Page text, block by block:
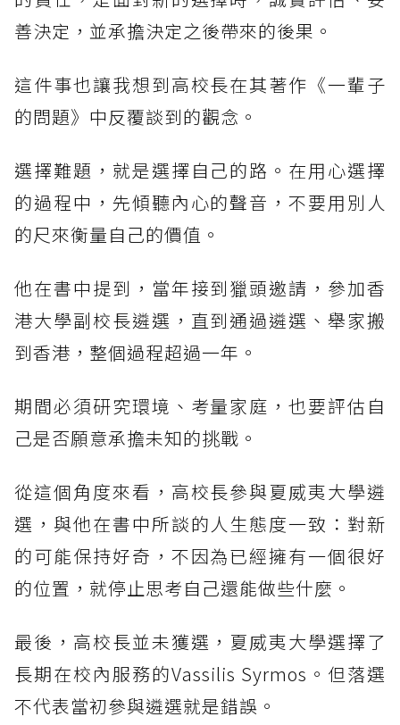
善決定，並承擔決定之後帶來的後果。
這件事也讓我想到高校長在其著作《一輩子
的問題》中反覆談到的觀念。
選擇難題，就是選擇自己的路。在用心選擇
的過程中，先傾聽內心的聲音，不要用別人
的尺來衡量自己的價值。
他在書中提到，當年接到獵頭邀請，參加香
港大學副校長遴選，直到通過遴選、舉家搬
到香港，整個過程超過一年。
期間必須研究環境、考量家庭，也要評估自
己是否願意承擔未知的挑戰。
從這個角度來看，高校長參與夏威夷大學遴
選，與他在書中所談的人生態度一致：對新
的可能保持好奇，不因為已經擁有一個很好
的位置，就停止思考自己還能做些什麼。
最後，高校長並未獲選，夏威夷大學選擇了
長期在校內服務的Vassilis Syrmos。但落選
不代表當初參與遴選就是錯誤。